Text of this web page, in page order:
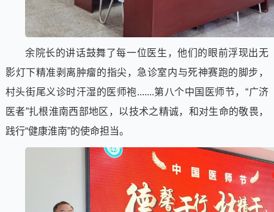
余院长的讲话鼓舞了每一位医生，他们的眼前浮现出无
影灯下精准剥离肿瘤的指尖，急诊室内与死神赛跑的脚步，
村头街尾义诊时汗湿的医师袍.......第八个中国医师节，“广济
医者”扎根淮南西部地区，以技术之精诚，和对生命的敬畏，
践行“健康淮南”的使命担当。